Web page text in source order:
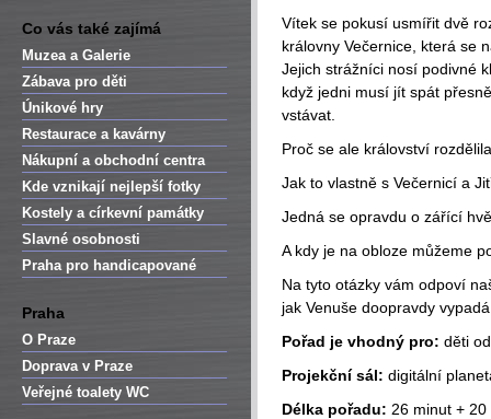
Co vás také zajímá
Muzea a Galerie
Zábava pro děti
Únikové hry
Restaurace a kavárny
Nákupní a obchodní centra
Kde vznikají nejlepší fotky
Kostely a církevní památky
Slavné osobnosti
Praha pro handicapované
Praha
O Praze
Doprava v Praze
Veřejné toalety WC
Vítek se pokusí usmířit dvě
královny Večernice, která se
Jejich strážníci nosí podivné
když jedni musí jít spát
vstávat.
Proč se ale království
Jak to vlastně s Večernicí a
Jedná se opravdu o zářící
A kdy je na obloze můžeme
Na tyto otázky vám odpoví
jak Venuše doopravdy
Pořad je vhodný pro: děti
Projekční sál: digitální
Délka pořadu: 26 minut +